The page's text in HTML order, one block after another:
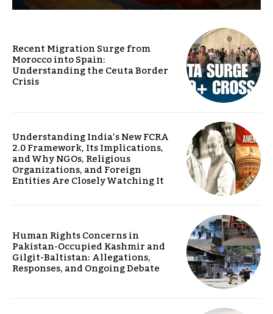
Recent Migration Surge from
Morocco into Spain:
Understanding the Ceuta Border
Crisis
Understanding India’s New FCRA
2.0 Framework, Its Implications,
and Why NGOs, Religious
Organizations, and Foreign
Entities Are Closely Watching It
Human Rights Concerns in
Pakistan-Occupied Kashmir and
Gilgit-Baltistan: Allegations,
Responses, and Ongoing Debate